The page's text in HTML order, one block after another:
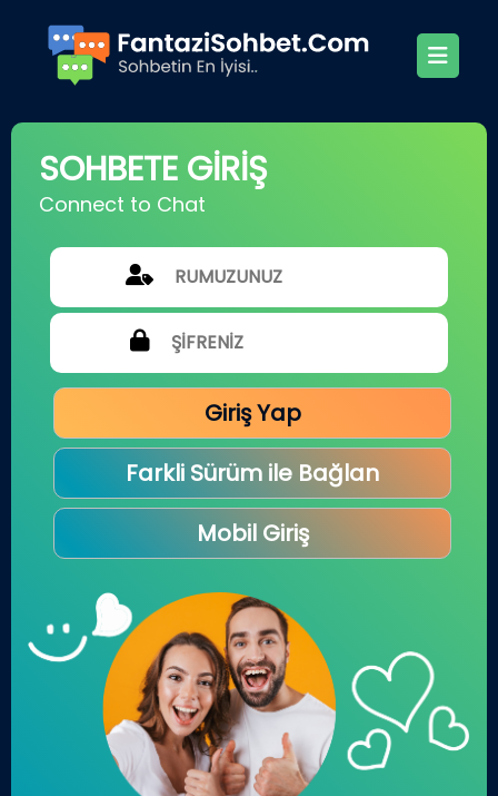
SOHBETE GİRİŞ
Connect to Chat
Giriş Yap
Farkli Sürüm ile Bağlan
Mobil Giriş